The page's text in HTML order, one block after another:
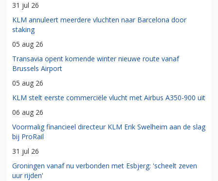
31 jul 26
KLM annuleert meerdere vluchten naar Barcelona door
staking
05 aug 26
Transavia opent komende winter nieuwe route vanaf
Brussels Airport
05 aug 26
KLM stelt eerste commerciële vlucht met Airbus A350-900 uit
06 aug 26
Voormalig financieel directeur KLM Erik Swelheim aan de slag
bij ProRail
31 jul 26
Groningen vanaf nu verbonden met Esbjerg: 'scheelt zeven
uur rijden'